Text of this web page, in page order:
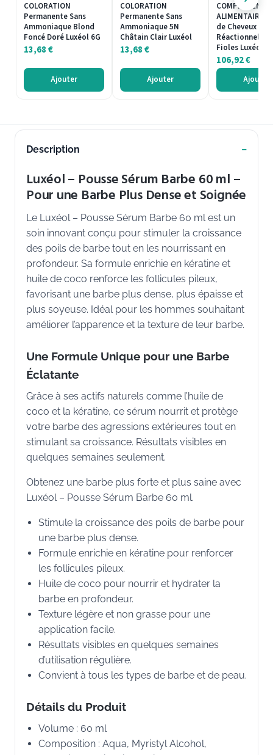
COLORATION
Permanente Sans
Ammoniaque Blond
Foncé Doré Luxéol 6G
13,68€
Ajouter
COLORATION
Permanente Sans
Ammoniaque 5N
Châtain Clair Luxéol
13,68€
Ajouter
COMPLÉMENT
ALIMENTAIRE
de Cheveux
Réactionnelle
Fioles Luxéol
106,92€
Ajouter
Description
Luxéol – Pousse Sérum Barbe 60 ml –
Pour une Barbe Plus Dense et Soignée
Le Luxéol – Pousse Sérum Barbe 60 ml est un
soin innovant conçu pour stimuler la croissance
des poils de barbe tout en les nourrissant en
profondeur. Sa formule enrichie en kératine et
huile de coco renforce les follicules pileux,
favorisant une barbe plus dense, plus épaisse et
plus soyeuse. Idéal pour les hommes souhaitant
améliorer l’apparence et la texture de leur barbe.
Une Formule Unique pour une Barbe
Éclatante
Grâce à ses actifs naturels comme l’huile de
coco et la kératine, ce sérum nourrit et protège
votre barbe des agressions extérieures tout en
stimulant sa croissance. Résultats visibles en
quelques semaines seulement.
Obtenez une barbe plus forte et plus saine avec
Luxéol – Pousse Sérum Barbe 60 ml.
Stimule la croissance des poils de barbe pour
une barbe plus dense.
Formule enrichie en kératine pour renforcer
les follicules pileux.
Huile de coco pour nourrir et hydrater la
barbe en profondeur.
Texture légère et non grasse pour une
application facile.
Résultats visibles en quelques semaines
d’utilisation régulière.
Convient à tous les types de barbe et de peau.
Détails du Produit
Volume : 60 ml
Composition : Aqua, Myristyl Alcohol,